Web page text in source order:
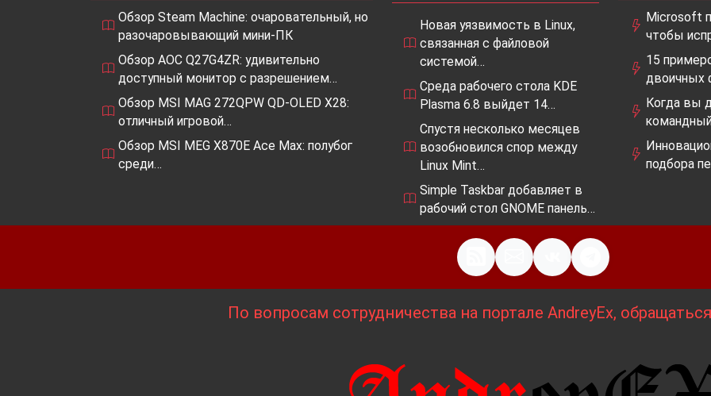
Обзор Steam Machine: очаровательный, но
разочаровывающий мини-ПК
Обзор AOC Q27G4ZR: удивительно
доступный монитор с разрешением…
Обзор MSI MAG 272QPW QD-OLED X28:
отличный игровой…
Обзор MSI MEG X870E Ace Max: полубог
среди…
Новая уязвимость в Linux,
связанная с файловой
системой…
Среда рабочего стола KDE
Plasma 6.8 выйдет 14…
Спустя несколько месяцев
возобновился спор между
Linux Mint…
Simple Taskbar добавляет в
рабочий стол GNOME панель…
Microsoft
чтобы
15
двоичных
Когда вы
подбора
По вопросам сотрудничества на портале AndreyEx,